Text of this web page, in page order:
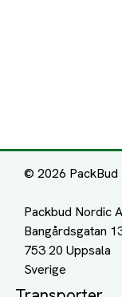
© 2026 PackBud
Packbud Nordic
Bangårdsgatan
753 20 Uppsala